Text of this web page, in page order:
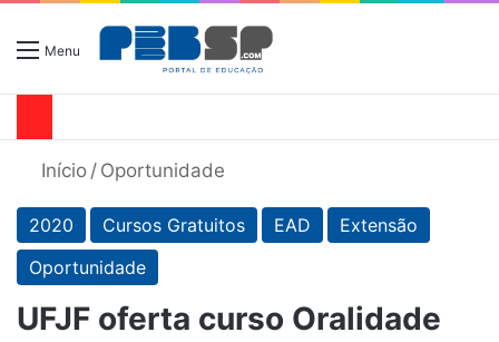
Menu
Início / Oportunidade
2020 Cursos Gratuitos EAD
Extensão
Oportunidade
UFJF oferta curso Oralidade